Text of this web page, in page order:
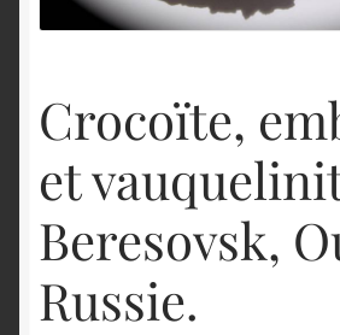
Crocoïte,
et
Beresovsk,
Russie.